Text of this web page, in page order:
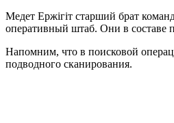
Медет Ержігіт старший брат
оперативный штаб. Они в составе
Напомним, что в поисковой
подводного сканирования.